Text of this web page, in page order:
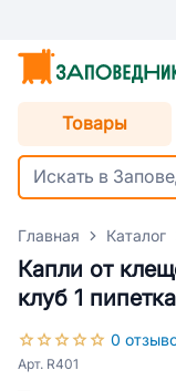
Товары
Главная Каталог
Капли от
клуб 1 пипетка
0
Арт. R401